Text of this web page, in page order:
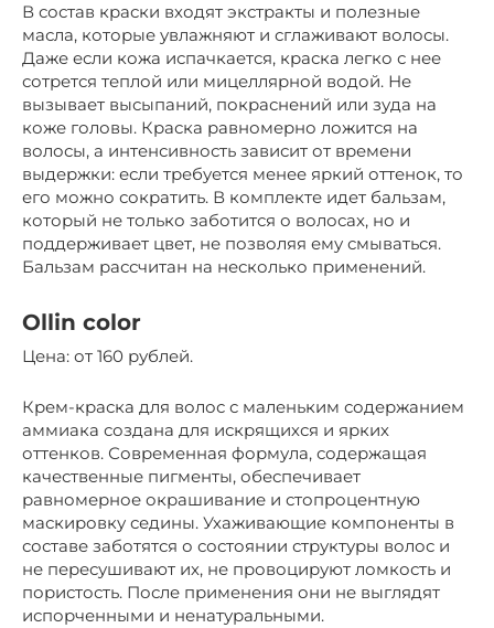
В состав краски входят экстракты и полезные
масла, которые увлажняют и сглаживают волосы.
Даже если кожа испачкается, краска легко с нее
сотрется теплой или мицеллярной водой. Не
вызывает высыпаний, покраснений или зуда на
коже головы. Краска равномерно ложится на
волосы, а интенсивность зависит от времени
выдержки: если требуется менее яркий оттенок, то
его можно сократить. В комплекте идет бальзам,
который не только заботится о волосах, но и
поддерживает цвет, не позволяя ему смываться.
Бальзам рассчитан на несколько применений.
Ollin color
Цена: от 160 рублей.
Крем-краска для волос с маленьким содержанием
аммиака создана для искрящихся и ярких
оттенков. Современная формула, содержащая
качественные пигменты, обеспечивает
равномерное окрашивание и стопроцентную
маскировку седины. Ухаживающие компоненты в
составе заботятся о состоянии структуры волос и
не пересушивают их, не провоцируют ломкость и
пористость. После применения они не выглядят
испорченными и ненатуральными.